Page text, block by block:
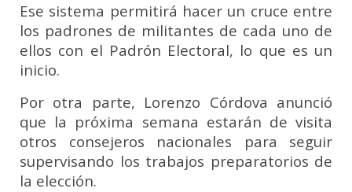
Ese sistema permitirá hacer un cruce entre
los padrones de militantes de cada uno de
ellos con el Padrón Electoral, lo que es un
inicio.
Por otra parte, Lorenzo Córdova anunció
que la próxima semana estarán de visita
otros consejeros nacionales para seguir
supervisando los trabajos preparatorios de
la elección.